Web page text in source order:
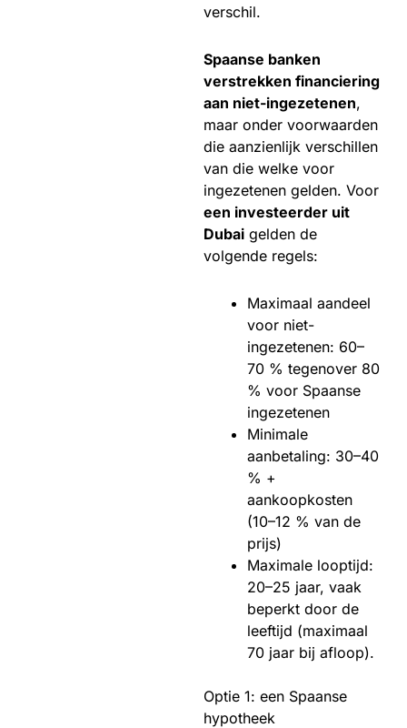
verschil.
Spaanse banken
verstrekken financiering
aan niet-ingezetenen,
maar onder voorwaarden
die aanzienlijk verschillen
van die welke voor
ingezetenen gelden. Voor
een investeerder uit
Dubai gelden de
volgende regels:
Maximaal aandeel
voor niet-
ingezetenen: 60–
70 % tegenover 80
% voor Spaanse
ingezetenen
Minimale
aanbetaling: 30–40
% +
aankoopkosten
(10–12 % van de
prijs)
Maximale looptijd:
20–25 jaar, vaak
beperkt door de
leeftijd (maximaal
70 jaar bij afloop).
Optie 1: een Spaanse
hypotheek